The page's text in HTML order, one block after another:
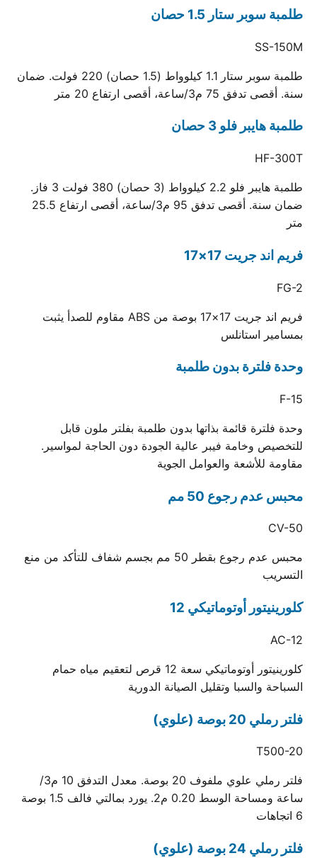
طلمبة سوبر ستار 1.5 حصان
SS-150M
طلمبة سوبر ستار 1.1 كيلوواط (1.5 حصان) 220 فولت. ضمان
سنة. أقصى تدفق 75 م3/ساعة، أقصى ارتفاع 20 متر
طلمبة هايبر فلو 3 حصان
HF-300T
طلمبة هايبر فلو 2.2 كيلوواط (3 حصان) 380 فولت 3 فاز.
ضمان سنة. أقصى تدفق 95 م3/ساعة، أقصى ارتفاع 25.5
متر
فريم اند جريت 17×17
FG-2
فريم اند جريت 17×17 بوصة من ABS مقاوم للصدأ يثبت
بمسامير استانلس
وحدة فلترة بدون طلمبة
F-15
وحدة فلترة قائمة بذاتها بدون طلمبة بفلتر ملون قابل
للتخصيص وخامة فيبر عالية الجودة دون الحاجة لمواسير.
مقاومة للأشعة والعوامل الجوية
محبس عدم رجوع 50 مم
CV-50
محبس عدم رجوع بقطر 50 مم بجسم شفاف للتأكد من منع
التسريب
كلورينيتور أوتوماتيكي 12
AC-12
كلورينيتور أوتوماتيكي سعة 12 قرص لتعقيم مياه حمام
السباحة والسبا وتقليل الصيانة الدورية
فلتر رملي 20 بوصة (علوي)
T500-20
فلتر رملي علوي ملفوف 20 بوصة. معدل التدفق 10 م3/
ساعة ومساحة الوسط 0.20 م2. يورد بمالتي فالف 1.5 بوصة
6 اتجاهات
فلتر رملي 24 بوصة (علوي)